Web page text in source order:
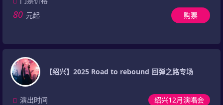
80 元起 购票
【绍兴】2025 Road to rebound 回弹之路专场
绍兴12月演唱会
演出时间